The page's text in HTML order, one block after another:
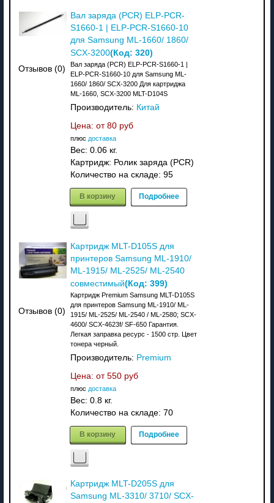
Отзывов (0)
Вал заряда (PCR) ELP-PCR-
S1660-1 | ELP-PCR-S1660-10
для Samsung ML-1660/ 1860/
SCX-3200(Код: 320)
Вал заряда (PCR) ELP-PCR-S1660-1 |
ELP-PCR-S1660-10 для Samsung ML-
1660/ 1860/ SCX-3200 Для картриджа
ML-1660, SCX-3200 MLT-D104S
Производитель: Китай
Цена: от 80 руб
плюс доставка
Вес: 0.06 кг.
Картридж: Ролик заряда (PCR)
Количество на складе: 95
В корзину Подробнее
Отзывов (0)
Картридж MLT-D105S для
принтеров Samsung ML-1910/
ML-1915/ ML-2525/ ML-2540
совместимый(Код: 399)
Картридж Premium Samsung MLT-D105S
для принтеров Samsung ML-1910/ ML-
1915/ ML-2525/ ML-2540 / ML-2580; SCX-
4600/ SCX-4623f/ SF-650 Гарантия.
Легкая заправка ресурс - 1500 стр. Цвет
тонера черный.
Производитель: Premium
Цена: от 550 руб
плюс доставка
Вес: 0.8 кг.
Количество на складе: 70
В корзину Подробнее
Картридж MLT-D205S для
Samsung ML-3310/ 3710/ SCX-